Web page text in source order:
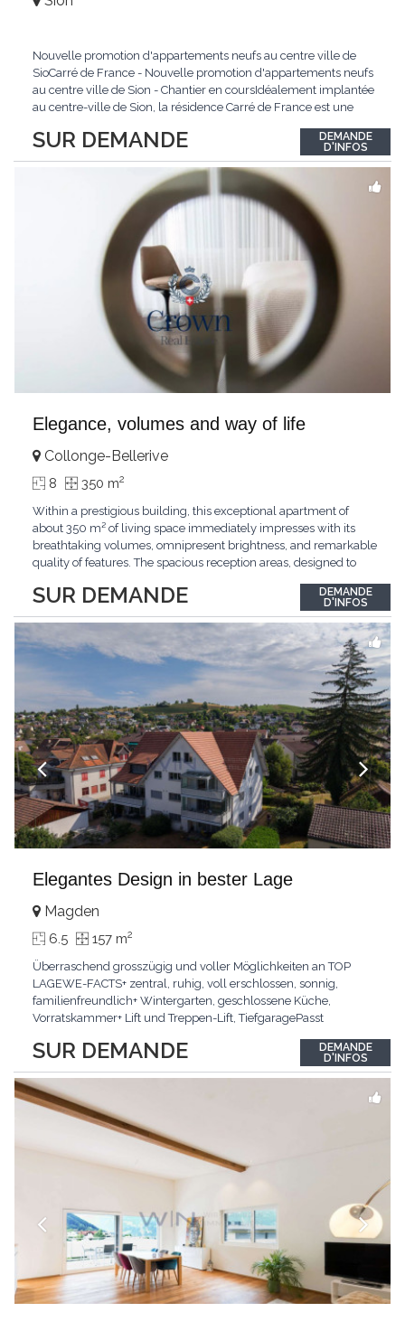
SUR DEMANDE
Nouvelle promotion d'appartements neufs au centre ville de
SioCarré de France - Nouvelle promotion d'appartements neufs
au centre ville de Sion - Chantier en coursIdéalement implantée
au centre-ville de Sion, la résidence Carré de France est une
contemporaine, qualité de vie et emplacement privilégié.Ce
projet d'envergure comprend 38...
DEMANDE
D'INFOS
Elegance, volumes and way of life
SUR DEMANDE
Collonge-Bellerive
8 350 m2
Within a prestigious building, this exceptional apartment of
about 350 m² of living space immediately impresses with its
breathtaking volumes, omnipresent brightness, and remarkable
quality of features. The spacious reception areas, designed to
outdoor spaces bathed in greenery. The bedrooms also have
direct access to the outdoors, offering...
DEMANDE
D'INFOS
Elegantes Design in bester Lage
SUR DEMANDE
Magden
6.5 157 m2
Überraschend grosszügig und voller Möglichkeiten an TOP
LAGEWE-FACTS+ zentral, ruhig, voll erschlossen, sonnig,
familienfreundlich+ Wintergarten, geschlossene Küche,
Vorratskammer+ Lift und Treppen-Lift, TiefgaragePasst
Wintergarten schaffen ein lichtdurchflutetes
Wunder.Interessiert? JETZT anrufen: +41 76 507 21 32
DEMANDE
D'INFOS